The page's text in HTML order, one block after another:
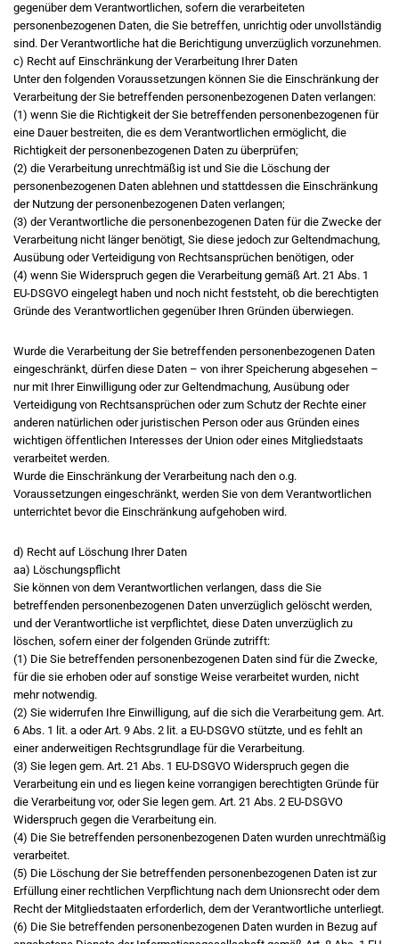
gegenüber dem Verantwortlichen, sofern die verarbeiteten
personenbezogenen Daten, die Sie betreffen, unrichtig oder unvollständig
sind. Der Verantwortliche hat die Berichtigung unverzüglich vorzunehmen.
c) Recht auf Einschränkung der Verarbeitung Ihrer Daten
Unter den folgenden Voraussetzungen können Sie die Einschränkung der
Verarbeitung der Sie betreffenden personenbezogenen Daten verlangen:
(1) wenn Sie die Richtigkeit der Sie betreffenden personenbezogenen für
eine Dauer bestreiten, die es dem Verantwortlichen ermöglicht, die
Richtigkeit der personenbezogenen Daten zu überprüfen;
(2) die Verarbeitung unrechtmäßig ist und Sie die Löschung der
personenbezogenen Daten ablehnen und stattdessen die Einschränkung
der Nutzung der personenbezogenen Daten verlangen;
(3) der Verantwortliche die personenbezogenen Daten für die Zwecke der
Verarbeitung nicht länger benötigt, Sie diese jedoch zur Geltendmachung,
Ausübung oder Verteidigung von Rechtsansprüchen benötigen, oder
(4) wenn Sie Widerspruch gegen die Verarbeitung gemäß Art. 21 Abs. 1
EU-DSGVO eingelegt haben und noch nicht feststeht, ob die berechtigten
Gründe des Verantwortlichen gegenüber Ihren Gründen überwiegen.
Wurde die Verarbeitung der Sie betreffenden personenbezogenen Daten
eingeschränkt, dürfen diese Daten – von ihrer Speicherung abgesehen –
nur mit Ihrer Einwilligung oder zur Geltendmachung, Ausübung oder
Verteidigung von Rechtsansprüchen oder zum Schutz der Rechte einer
anderen natürlichen oder juristischen Person oder aus Gründen eines
wichtigen öffentlichen Interesses der Union oder eines Mitgliedstaats
verarbeitet werden.
Wurde die Einschränkung der Verarbeitung nach den o.g.
Voraussetzungen eingeschränkt, werden Sie von dem Verantwortlichen
unterrichtet bevor die Einschränkung aufgehoben wird.
d) Recht auf Löschung Ihrer Daten
aa) Löschungspflicht
Sie können von dem Verantwortlichen verlangen, dass die Sie
betreffenden personenbezogenen Daten unverzüglich gelöscht werden,
und der Verantwortliche ist verpflichtet, diese Daten unverzüglich zu
löschen, sofern einer der folgenden Gründe zutrifft:
(1) Die Sie betreffenden personenbezogenen Daten sind für die Zwecke,
für die sie erhoben oder auf sonstige Weise verarbeitet wurden, nicht
mehr notwendig.
(2) Sie widerrufen Ihre Einwilligung, auf die sich die Verarbeitung gem. Art.
6 Abs. 1 lit. a oder Art. 9 Abs. 2 lit. a EU-DSGVO stützte, und es fehlt an
einer anderweitigen Rechtsgrundlage für die Verarbeitung.
(3) Sie legen gem. Art. 21 Abs. 1 EU-DSGVO Widerspruch gegen die
Verarbeitung ein und es liegen keine vorrangigen berechtigten Gründe für
die Verarbeitung vor, oder Sie legen gem. Art. 21 Abs. 2 EU-DSGVO
Widerspruch gegen die Verarbeitung ein.
(4) Die Sie betreffenden personenbezogenen Daten wurden unrechtmäßig
verarbeitet.
(5) Die Löschung der Sie betreffenden personenbezogenen Daten ist zur
Erfüllung einer rechtlichen Verpflichtung nach dem Unionsrecht oder dem
Recht der Mitgliedstaaten erforderlich, dem der Verantwortliche unterliegt.
(6) Die Sie betreffenden personenbezogenen Daten wurden in Bezug auf